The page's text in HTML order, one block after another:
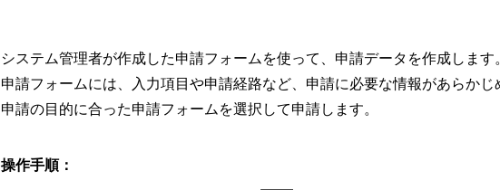
システム管理者が作成した申請フォームを使って、申請データを作成します
申請フォームには、入力項目や申請経路など、申請に必要な情報があらかじ
申請の目的に合った申請フォームを選択して申請します。
操作手順：